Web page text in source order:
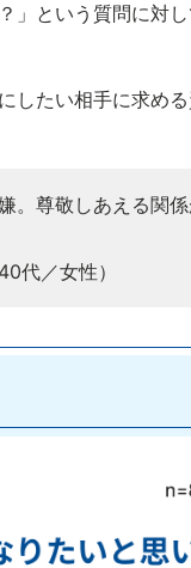
」という質問に対
したい相手に求
。尊敬しあえる関
代／女性）